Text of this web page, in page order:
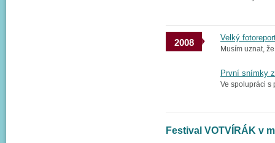
2008 Velký
Musím uznat,
První snímky
Ve spolupráci s
Festival VOTVÍRÁK v